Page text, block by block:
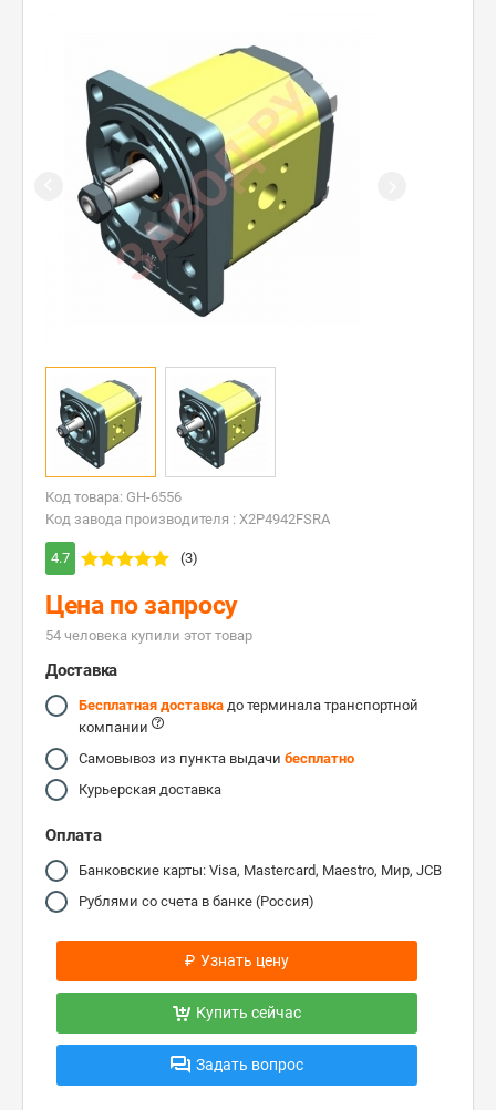
Код товара: GH-6556
Код завода производителя : X2P4942FSRA
4.7 (3)
Цена по запросу
54 человекa купили этот товар
Доставка
Бесплатная доставка до терминала транспортной
компании
Самовывоз из пункта выдачи бесплатно
Курьерская доставка
Оплата
Банковские карты: Visa, Mastercard, Maestro, Мир, JCB
Рублями со счета в банке (Россия)
₽ Узнать цену
Купить сейчас
Задать вопрос